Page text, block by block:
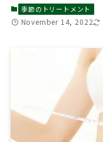
季節のトリートメント
November 14, 2022